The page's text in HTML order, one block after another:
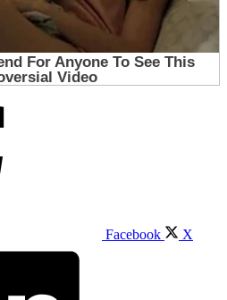
Facebook X